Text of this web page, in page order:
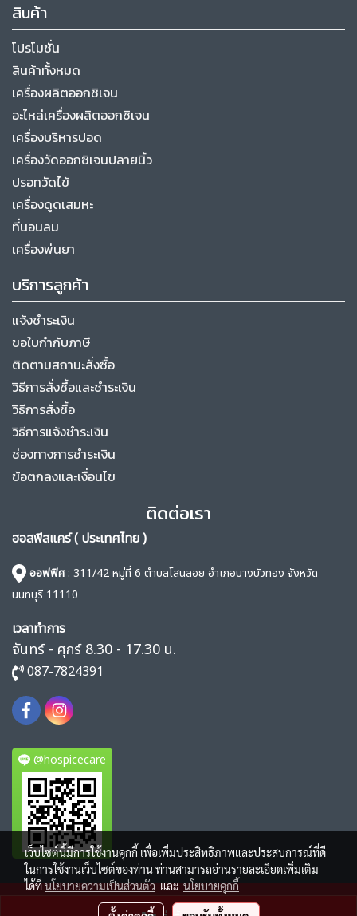
สินค้า
โปรโมชั่น
สินค้าทั้งหมด
เครื่องผลิตออกซิเจน
อะไหล่เครื่องผลิตออกซิเจน
เครื่องบริหารปอด
เครื่องวัดออกซิเจนปลายนิ้ว
ปรอทวัดไข้
เครื่องดูดเสมหะ
ที่นอนลม
เครื่องพ่นยา
บริการลูกค้า
แจ้งชำระเงิน
ขอใบกำกับภาษี
ติดตามสถานะสั่งซื้อ
วิธีการสั่งซื้อและชำระเงิน
วิธีการสั่งซื้อ
วิธีการแจ้งชำระเงิน
ช่องทางการชำระเงิน
ข้อตกลงและเงื่อนไข
ติดต่อเรา
ฮอสพีสแคร์ ( ประเทศไทย )
ออฟฟิศ: 311/42 หมู่ที่ 6 ตำบลโสนลอย อำเภอบางบัวทอง จังหวัด
นนทบุรี 11110
เวลาทำการ
จันทร์ - ศุกร์ 8.30 - 17.30 น.
087-7824391
@hospicecare
© Copyright 2022-2026 @ hospicecare-thailand.com All right
เว็บไซต์นี้มีการใช้งานคุกกี้ เพื่อเพิ่มประสิทธิภาพและประสบการณ์ที่ดี
ในการใช้งานเว็บไซต์ของท่าน ท่านสามารถอ่านรายละเอียดเพิ่มเติม
ได้ที่นโยบายความเป็นส่วนตัวและนโยบายคุกกี้